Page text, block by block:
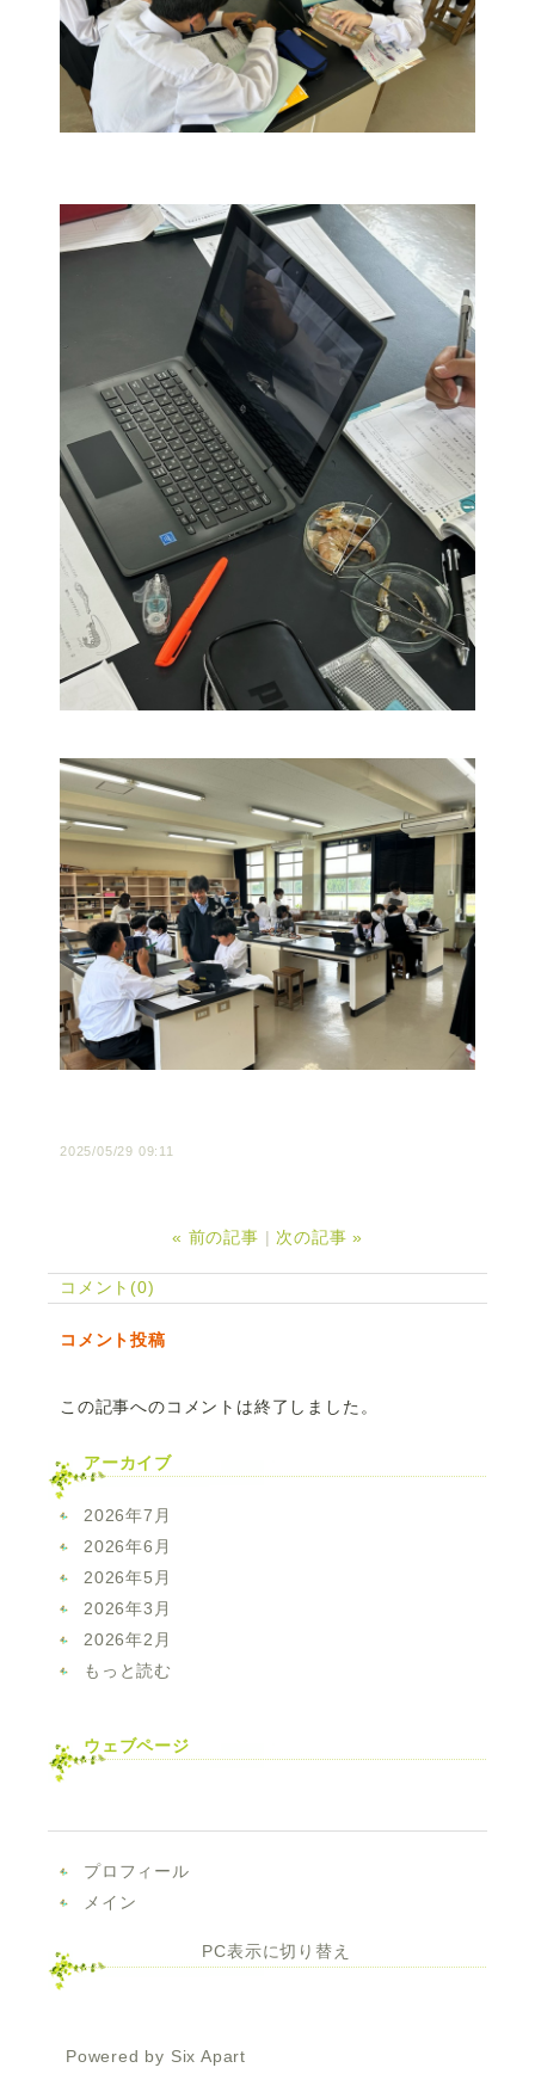
2025/05/29 09:11
« 前の記事 次の記事 »
コメント(0)
コメント投稿
この記事へのコメントは終了しました。
アーカイブ
2026年7月
2026年6月
2026年5月
2026年3月
2026年2月
もっと読む
ウェブページ
プロフィール
メイン
PC表示に切り替え
Powered by Six Apart